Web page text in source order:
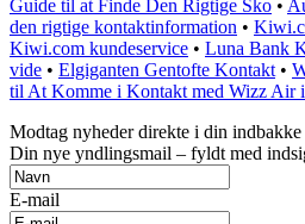
Guide til at Finde Den Rigtige Sko •
den rigtige kontaktinformation •
Kiwi.com kundeservice • Luna Bank
vide • Elgiganten Gentofte Kontakt •
til At Komme i Kontakt med Wizz Air
Modtag nyheder direkte i din indbakke
Din nye yndlingsmail – fyldt med
E-mail